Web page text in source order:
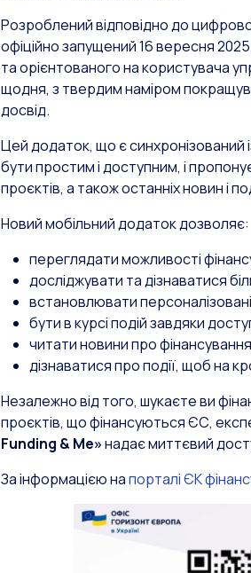
Розроблений відповідно до
офіційно запущений 16 вересня
та орієнтованого на користувача
щодня, з твердим наміром
досвід.
Цей додаток, що є
бути простим і доступним, і
проєктів, а також останніх новин і
Новий мобільний додаток дозволяє:
переглядати можливості
досліджувати та дізнаватися
встановлювати
бути в курсі подій завдяки
читати новини про
дізнаватися про події, щоб на
Незалежно від того, шукаєте ви
проєктів, що фінансуються ЄС,
Funding & Me»надає миттєвий
За інформацією напорталі ЄК